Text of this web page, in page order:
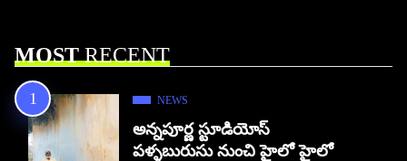
MOSTRECENT
NEWS
అన్నపూర్ణ స్టూడియోస్
పళ్ళబురుసు నుంచి హైలో హైలో